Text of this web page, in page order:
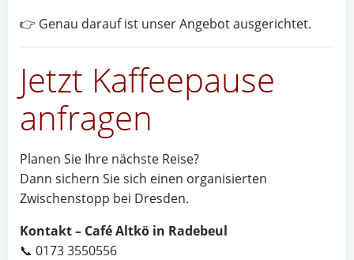
👉 Genau darauf ist unser Angebot ausgerichtet.
Jetzt Kaffeepause
anfragen
Planen Sie Ihre nächste Reise?
Dann sichern Sie sich einen organisierten
Zwischenstopp bei Dresden.
Kontakt – Café Altkö in Radebeul
📞 0173 3550556